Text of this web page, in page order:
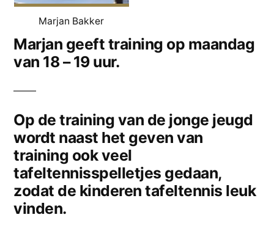
Marjan Bakker
Marjan geeft training op maandag
van 18 – 19 uur.
Op de training van de jonge jeugd
wordt naast het geven van
training ook veel
tafeltennisspelletjes gedaan,
zodat de kinderen tafeltennis leuk
vinden.